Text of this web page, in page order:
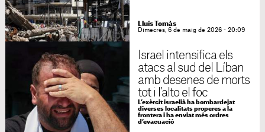
Lluís Tomàs
Dimecres, 6 de maig de 2026 - 20:09
Israel intensifica els
atacs al sud del Líban
amb desenes de morts
tot i l’alto el foc
L’exèrcit israelià ha bombardejat
diverses localitats properes a la
frontera i ha enviat més ordres
d’evacuació